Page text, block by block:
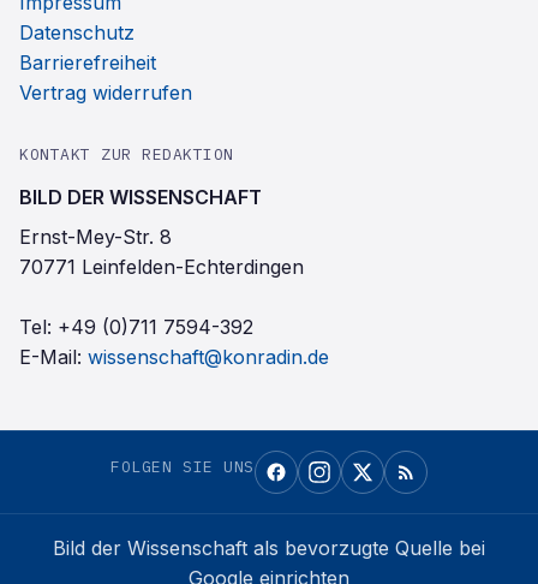
Datenschutz
Barrierefreiheit
Vertrag widerrufen
KONTAKT ZUR REDAKTION
BILD DER WISSENSCHAFT
Ernst-Mey-Str. 8
70771 Leinfelden-Echterdingen
Tel: +49 (0)711 7594-392
E-Mail: wissenschaft@konradin.de
FOLGEN SIE UNS
Bild der Wissenschaft als bevorzugte Quelle bei
Google einrichten